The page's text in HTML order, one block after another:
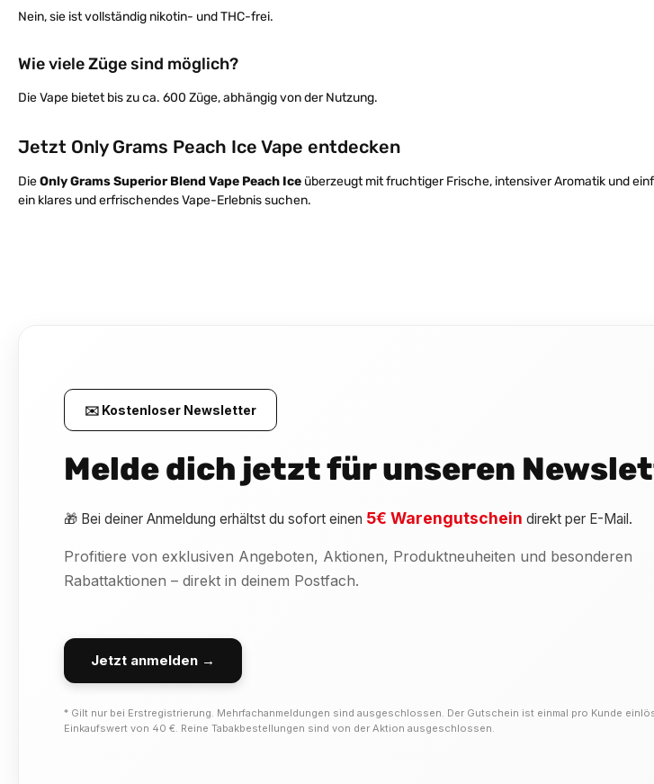
Nein, sie ist vollständig nikotin- und THC-frei.
Wie viele Züge sind möglich?
Die Vape bietet bis zu ca. 600 Züge, abhängig von der Nutzung.
Jetzt Only Grams Peach Ice Vape entdecken
DieOnly Grams Superior Blend Vape Peach Ice überzeugt mit fruchtiger Frische, intensiver Aromatik und
ein klares und erfrischendes Vape-Erlebnis suchen.
✉️ Kostenloser Newsletter
Melde dich jetzt für unseren
🎁 Bei deiner Anmeldung erhältst du sofort einen 5€ Warengutschein direkt per E-Mail.
Profitiere von exklusiven Angeboten, Aktionen, Produktneuheiten und besonderen
Rabattaktionen – direkt in deinem Postfach.
Jetzt anmelden →
* Gilt nur bei Erstregistrierung. Mehrfachanmeldungen sind ausgeschlossen. Der Gutschein ist einmal pro Kunde
Einkaufswert von 40 €. Reine Tabakbestellungen sind von der Aktion ausgeschlossen.